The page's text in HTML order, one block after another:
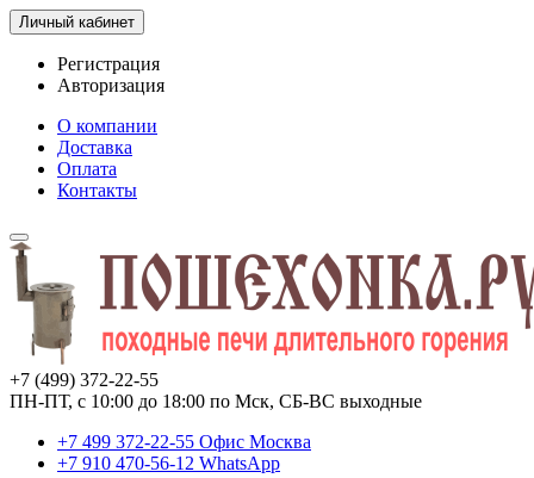
Личный кабинет
Регистрация
Авторизация
О компании
Доставка
Оплата
Контакты
+7 (499) 372-22-55
ПН-ПТ, с 10:00 до 18:00 по Мск, СБ-ВС выходные
+7 499 372-22-55 Офис Москва
+7 910 470-56-12 WhatsApp